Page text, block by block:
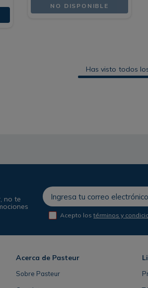
NO DISPONIBLE
Has visto todos
no te
Acepto lostérminos y
Acerca de Pasteur
Sobre Pasteur